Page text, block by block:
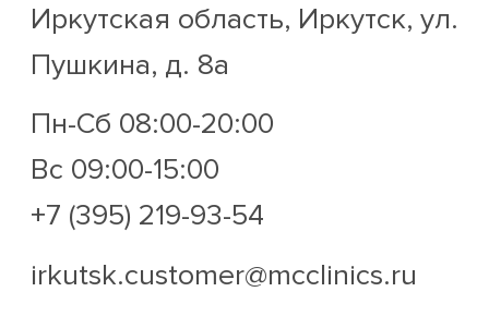
Иркутская область, Иркутск, ул.
Пушкина, д. 8а
Пн-Сб 08:00-20:00
Вс 09:00-15:00
+7 (395) 219-93-54
irkutsk.customer@mcclinics.ru